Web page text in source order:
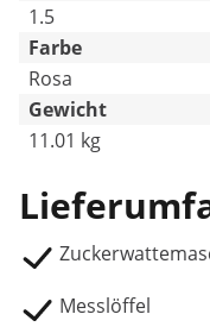
1.5
Farbe
Rosa
Gewicht
11.01 kg
Messlöffel